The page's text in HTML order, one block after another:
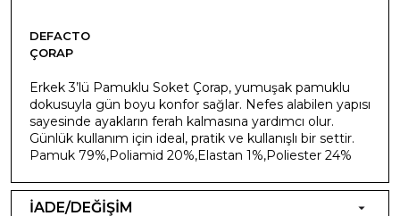
DEFACTO
ÇORAP
Erkek 3’lü Pamuklu Soket Çorap, yumuşak pamuklu
dokusuyla gün boyu konfor sağlar. Nefes alabilen yapısı
sayesinde ayakların ferah kalmasına yardımcı olur.
Günlük kullanım için ideal, pratik ve kullanışlı bir settir.
Pamuk 79%,Poliamid 20%,Elastan 1%,Poliester 24%
İADE/DEĞİŞİM